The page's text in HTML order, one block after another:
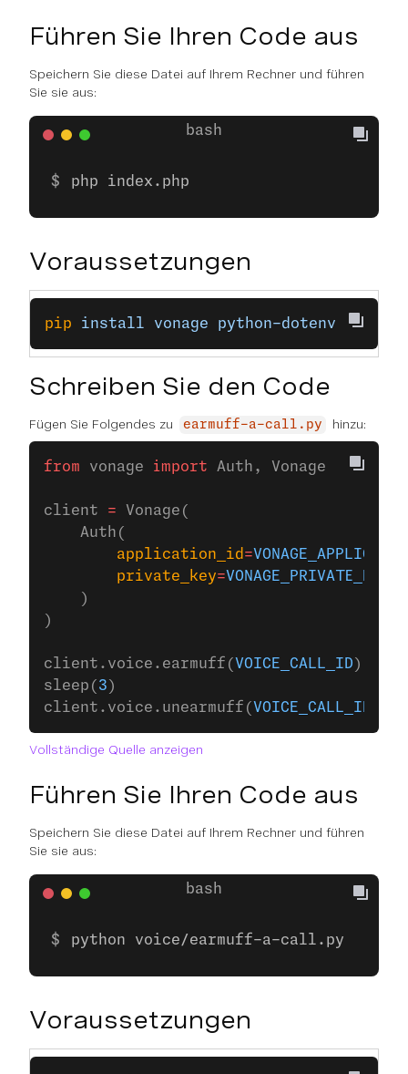
Führen Sie Ihren Code aus
Speichern Sie diese Datei auf Ihrem Rechner und führen
Sie sie aus:
php index.php
Voraussetzungen
pip install vonage python-dotenv
Schreiben Sie den Code
Fügen Sie Folgendes zu earmuff-a-call.py hinzu:
from vonage import Auth, Vonage
client = Vonage(
    Auth(
        application_id
=
        private_key
=VONAGE_PRIVATE_KEY
    )
)
client.voice.earmuff( VOICE_CALL_ID )
sleep( 3 )
client.voice.unearmuff( VOICE_CALL_ID
Vollständige Quelle anzeigen
Führen Sie Ihren Code aus
Speichern Sie diese Datei auf Ihrem Rechner und führen
Sie sie aus:
python voice/earmuff-a-call.py
Voraussetzungen